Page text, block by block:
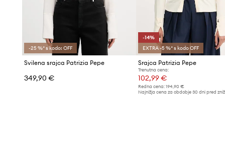
-25 %* s kodo: OFF
Svilena srajca Patrizia Pepe
349,90 €
-14%
EXTRA -5 %* s kodo OFF
Srajca Patrizia Pepe
Trenutna cena:
102,99 €
Redna cena:194,90 €
Najnižja cena za obdobje 30 dni pred